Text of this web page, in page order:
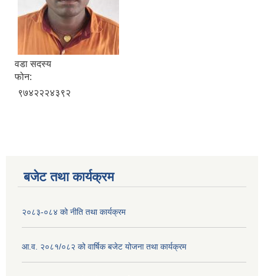
वडा सदस्य
फोन:
९७४२२२४३९२
बजेट तथा कार्यक्रम
२०८३-०८४ को नीति तथा कार्यक्रम
आ.व. २०८१/०८२ को वार्षिक बजेट योजना तथा कार्यक्रम